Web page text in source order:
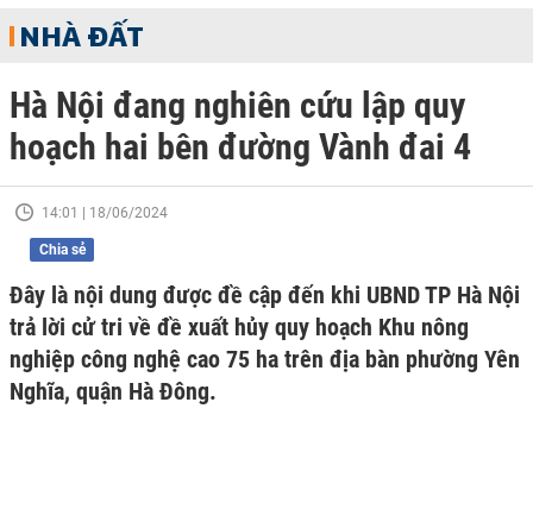
NHÀ ĐẤT
Hà Nội đang nghiên cứu lập quy
hoạch hai bên đường Vành đai 4
14:01 | 18/06/2024
Chia sẻ
Đây là nội dung được đề cập đến khi UBND TP Hà Nội
trả lời cử tri về đề xuất hủy quy hoạch Khu nông
nghiệp công nghệ cao 75 ha trên địa bàn phường Yên
Nghĩa, quận Hà Đông.